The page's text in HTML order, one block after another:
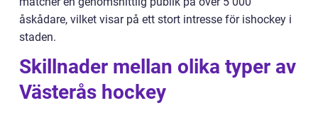
åskådare, vilket visar på ett stort intresse för ishockey i
staden.
Skillnader mellan olika typer av
Västerås hockey